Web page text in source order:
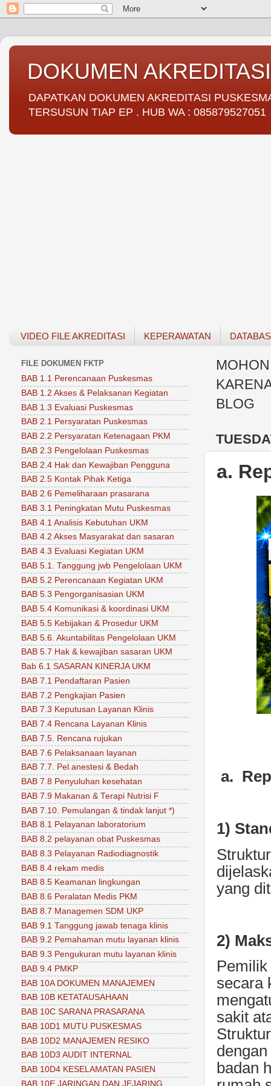
DOKUMEN
DAPATKAN DOKUMEN AKREDITASI
TERSUSUN TIAP EP . HUB WA : 085879527051
VIDEO FILE AKREDITASI KEPERAWATAN
BLOG
a.
a.
1)
yang
2)
secara
sakit
badan
FILE DOKUMEN FKTP
BAB 1.1 Perencanaan Puskesmas
BAB 1.2 Akses & Pelaksanan Kegiatan
BAB 1.3 Evaluasi Puskesmas
BAB 2.1 Persyaratan Puskesmas
BAB 2.2 Persyaratan Ketenagaan PKM
BAB 2.3 Pengelolaan Puskesmas
BAB 2.4 Hak dan Kewajiban Pengguna
BAB 2.5 Kontak Pihak Ketiga
BAB 2.6 Pemeliharaan prasarana
BAB 3.1 Peningkatan Mutu Puskesmas
BAB 4.1 Analisis Kebutuhan UKM
BAB 4.2 Akses Masyarakat dan sasaran
BAB 4.3 Evaluasi Kegiatan UKM
BAB 5.1. Tanggung jwb Pengelolaan UKM
BAB 5.2 Perencanaan Kegiatan UKM
BAB 5.3 Pengorganisasian UKM
BAB 5.4 Komunikasi & koordinasi UKM
BAB 5.5 Kebijakan & Prosedur UKM
BAB 5.6. Akuntabilitas Pengelolaan UKM
BAB 5.7 Hak & kewajiban sasaran UKM
Bab 6.1 SASARAN KINERJA UKM
BAB 7.1 Pendaftaran Pasien
BAB 7.2 Pengkajian Pasien
BAB 7.3 Keputusan Layanan Klinis
BAB 7.4 Rencana Layanan Klinis
BAB 7.5. Rencana rujukan
BAB 7.6 Pelaksanaan layanan
BAB 7.7. Pel.anestesi & Bedah
BAB 7.8 Penyuluhan kesehatan
BAB 7.9 Makanan & Terapi Nutrisi F
BAB 7.10. Pemulangan & tindak lanjut *)
BAB 8.1 Pelayanan laboratorium
BAB 8.2 pelayanan obat Puskesmas
BAB 8.3 Pelayanan Radiodiagnostik
BAB 8.4 rekam medis
BAB 8.5 Keamanan lingkungan
BAB 8.6 Peralatan Medis PKM
BAB 8.7 Managemen SDM UKP
BAB 9.1 Tanggung jawab tenaga klinis
BAB 9.2 Pemahaman mutu layanan klinis
BAB 9.3 Pengukuran mutu layanan klinis
BAB 9.4 PMKP
BAB 10A DOKUMEN MANAJEMEN
BAB 10B KETATAUSAHAAN
BAB 10C SARANA PRASARANA
BAB 10D1 MUTU PUSKESMAS
BAB 10D2 MANAJEMEN RESIKO
BAB 10D3 AUDIT INTERNAL
BAB 10D4 KESELAMATAN PASIEN
BAB 10E JARINGAN DAN JEJARING